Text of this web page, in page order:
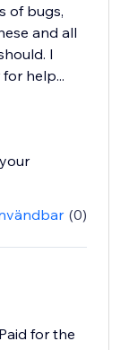
of bugs,
and all
I
help...
(0)
for the